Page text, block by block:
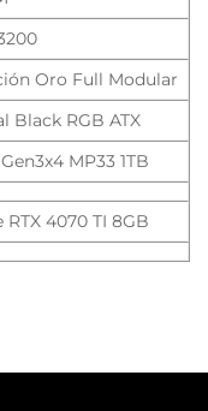
Oro Full Modular
Black RGB ATX
MP33 1TB
RTX 4070 TI 8GB